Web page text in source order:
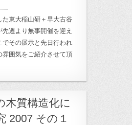
た東大稲山研＋早大古谷
週より無事開催を迎え
でその展示と先日行われ
雰囲気をご紹介させて頂
木質構造化に
2007 その１